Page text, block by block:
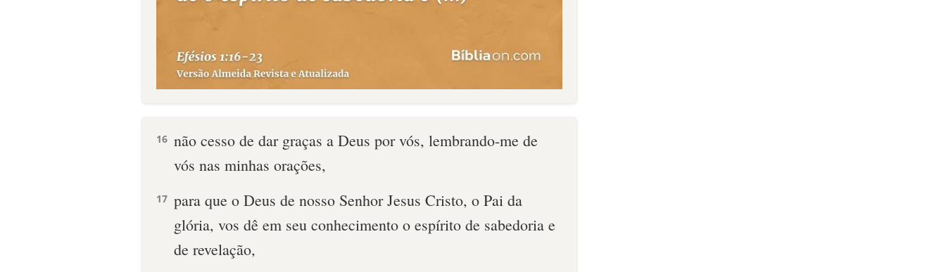
16 não cesso de dar graças a Deus por vós, lembrando-me de
vós nas minhas orações,
17 para que o Deus de nosso Senhor Jesus Cristo, o Pai da
glória, vos dê em seu conhecimento o espírito de sabedoria e
de revelação,